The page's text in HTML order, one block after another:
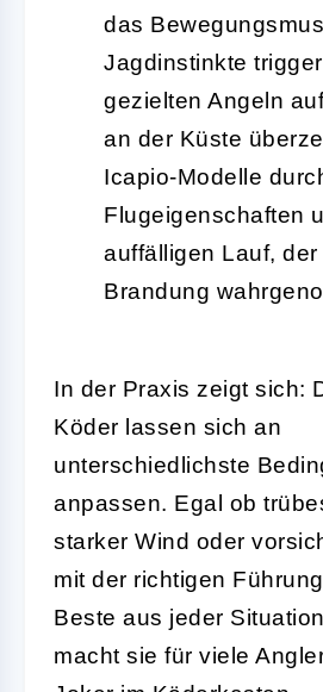
das
Jagdinstinkte
gezielten Angeln
an der Küste
Icapio-Modelle
Flugeigenschaften
auffälligen Lauf, der
Brandung
In der Praxis zeigt sich:
Köder lassen sich an
unterschiedlichste
anpassen. Egal ob
starker Wind oder
mit der richtigen
Beste aus jeder
macht sie für viele